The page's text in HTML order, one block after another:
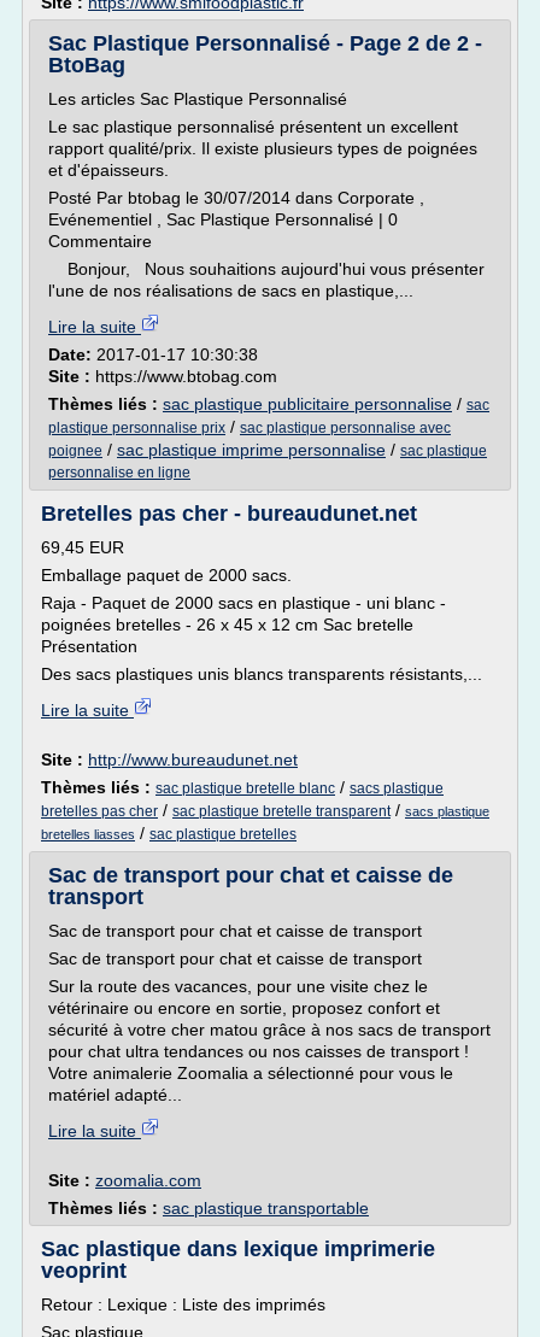
Sac Plastique Personnalisé - Page 2 de 2 -
BtoBag
Les articles Sac Plastique Personnalisé
Le sac plastique personnalisé présentent un excellent
rapport qualité/prix. Il existe plusieurs types de poignées
et d'épaisseurs.
Posté Par btobag le 30/07/2014 dans Corporate ,
Evénementiel , Sac Plastique Personnalisé | 0
Commentaire
Bonjour, Nous souhaitions aujourd'hui vous présenter
l'une de nos réalisations de sacs en plastique,...
Lire la suite
Date: 2017-01-17 10:30:38
Site : https://www.btobag.com
Thèmes liés : sac plastique publicitaire personnalise / sac
plastique personnalise prix / sac plastique personnalise avec
poignee / sac plastique imprime personnalise / sac plastique
personnalise en ligne
Bretelles pas cher - bureaudunet.net
69,45 EUR
Emballage paquet de 2000 sacs.
Raja - Paquet de 2000 sacs en plastique - uni blanc -
poignées bretelles - 26 x 45 x 12 cm Sac bretelle
Présentation
Des sacs plastiques unis blancs transparents résistants,...
Lire la suite
Site : http://www.bureaudunet.net
Thèmes liés : sac plastique bretelle blanc / sacs plastique
bretelles pas cher / sac plastique bretelle transparent/ sacs plastique
bretelles liasses / sac plastique bretelles
Sac de transport pour chat et caisse de
transport
Sac de transport pour chat et caisse de transport
Sac de transport pour chat et caisse de transport
Sur la route des vacances, pour une visite chez le
vétérinaire ou encore en sortie, proposez confort et
sécurité à votre cher matou grâce à nos sacs de transport
pour chat ultra tendances ou nos caisses de transport !
Votre animalerie Zoomalia a sélectionné pour vous le
matériel adapté...
Lire la suite
Site : zoomalia.com
Thèmes liés : sac plastique transportable
Sac plastique dans lexique imprimerie
veoprint
Retour : Lexique : Liste des imprimés
Sac plastique